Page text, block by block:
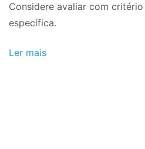
Considere avaliar com
específica.
Ler mais